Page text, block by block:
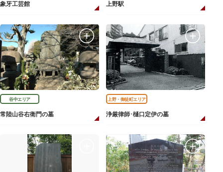
象牙工芸館 上野駅
谷中エリア
常陸山谷右衛門の墓
上野・御徒町エリア
浄厳律師･樋口定伊の墓